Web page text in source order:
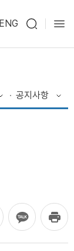
ENG
공지사항